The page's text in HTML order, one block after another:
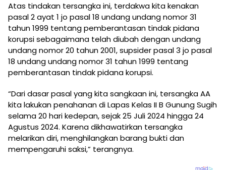
Atas tindakan tersangka ini, terdakwa kita kenakan
pasal 2 ayat 1 jo pasal 18 undang undang nomor 31
tahun 1999 tentang pemberantasan tindak pidana
korupsi sebagaimana telah diubah dengan undang
undang nomor 20 tahun 2001, supsider pasal 3 jo pasal
18 undang undang nomor 31 tahun 1999 tentang
pemberantasan tindak pidana korupsi.
“Dari dasar pasal yang kita sangkaan ini, tersangka AA
kita lakukan penahanan di Lapas Kelas II B Gunung Sugih
selama 20 hari kedepan, sejak 25 Juli 2024 hingga 24
Agustus 2024. Karena dikhawatirkan tersangka
melarikan diri, menghilangkan barang bukti dan
mempengaruhi saksi,” terangnya.